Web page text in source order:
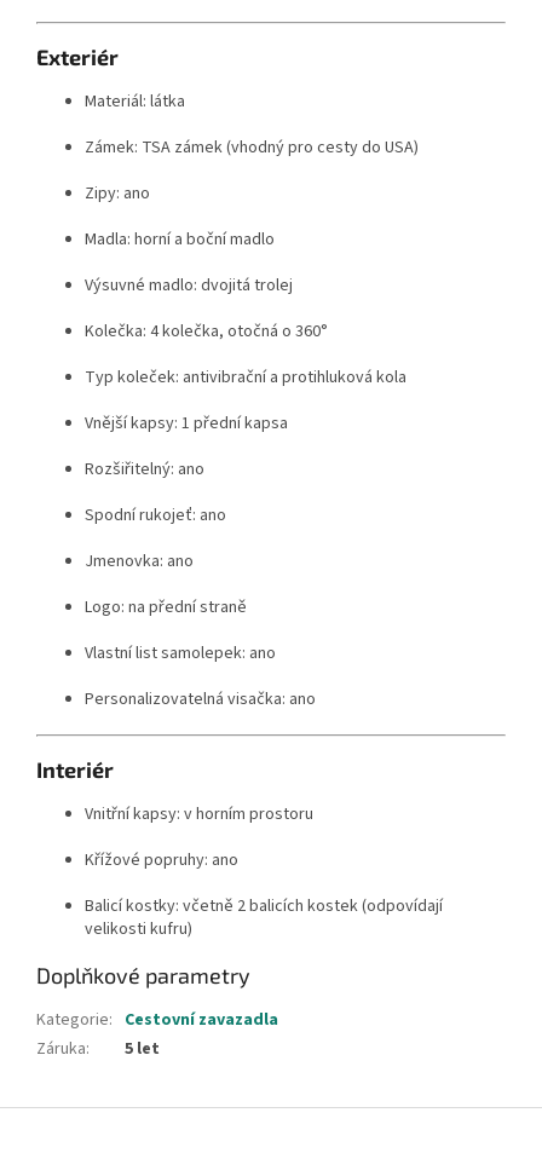
Exteriér
Materiál: látka
Zámek: TSA zámek (vhodný pro cesty do USA)
Zipy: ano
Madla: horní a boční madlo
Výsuvné madlo: dvojitá trolej
Kolečka: 4 kolečka, otočná o 360°
Typ koleček: antivibrační a protihluková kola
Vnější kapsy: 1 přední kapsa
Rozšiřitelný: ano
Spodní rukojeť: ano
Jmenovka: ano
Logo: na přední straně
Vlastní list samolepek: ano
Personalizovatelná visačka: ano
Interiér
Vnitřní kapsy: v horním prostoru
Křížové popruhy: ano
Balicí kostky: včetně 2 balicích kostek (odpovídají
velikosti kufru)
Doplňkové parametry
Kategorie: Cestovní zavazadla
Záruka: 5 let